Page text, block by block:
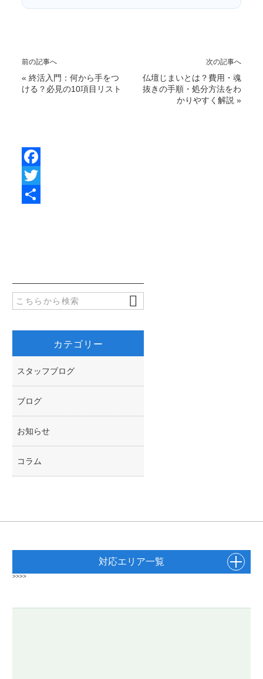
前の記事へ
« 終活入門：何から手をつ
ける？必見の10項目リスト
次の記事へ
仏壇じまいとは？費用・魂
抜きの手順・処分方法をわ
かりやすく解説 »
F
カテゴリー
スタッフブログ
ブログ
お知らせ
コラム
対応エリア一覧
>>>>